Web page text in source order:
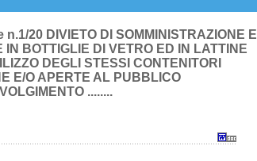
20 DIVIETO DI SOMMINISTRAZIONE E
IN BOTTIGLIE DI VETRO ED IN LATTINE
DEGLI STESSI CONTENITORI
E/O APERTE AL PUBBLICO
........